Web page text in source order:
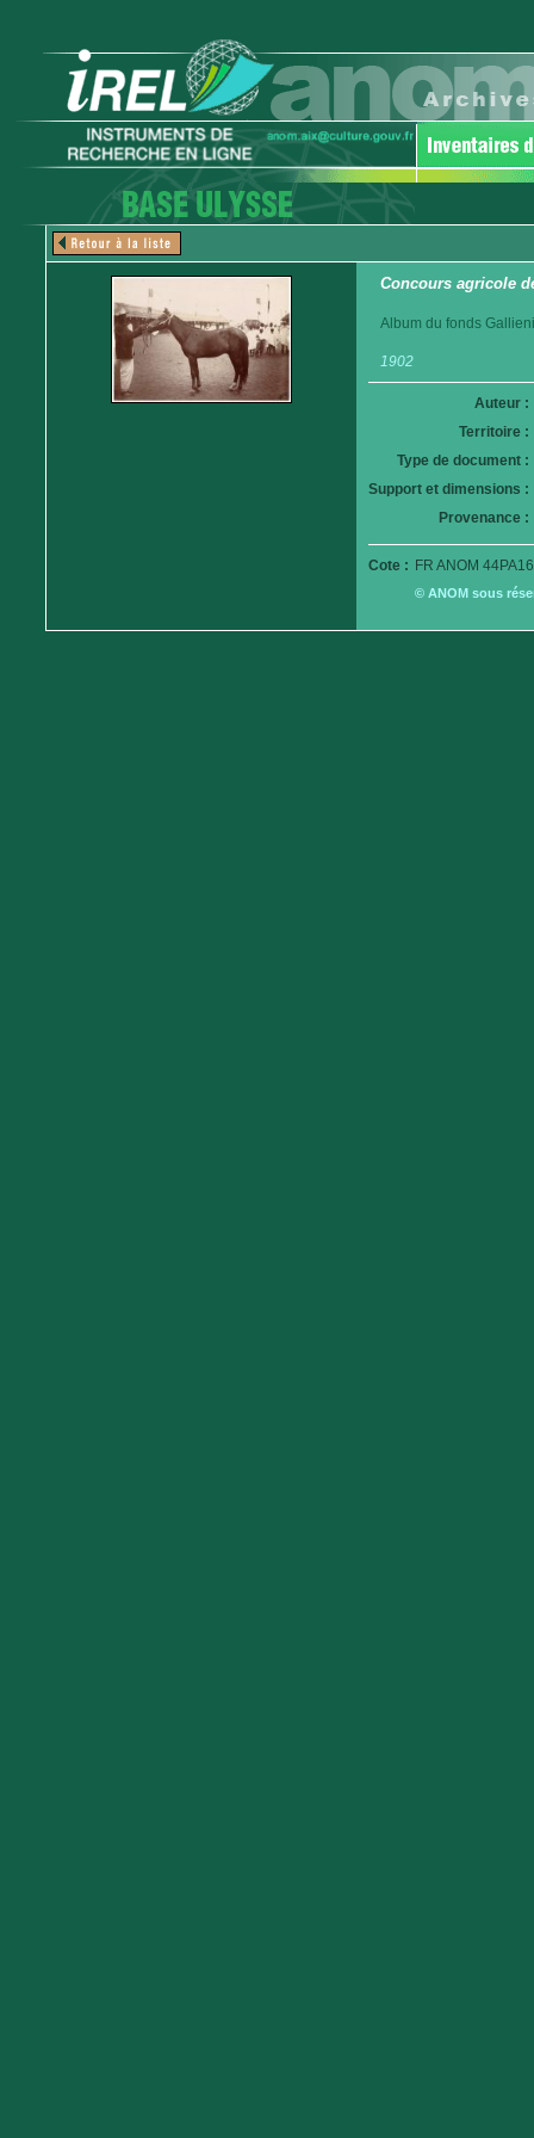
Concours agricole
Album du fonds
1902
Auteur :
Territoire :
Type de document :
Support et dimensions :
Provenance :
Cote : FR ANOM
© ANOM sous